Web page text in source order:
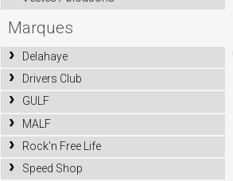
Marques
Delahaye
Drivers Club
GULF
MALF
Rock'n Free Life
Speed Shop